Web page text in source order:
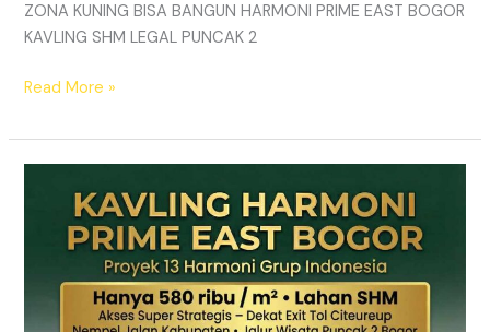
ZONA KUNING BISA BANGUN HARMONI PRIME EAST BOGOR
KAVLING SHM LEGAL PUNCAK 2
Read More »
MURAH
Puncak